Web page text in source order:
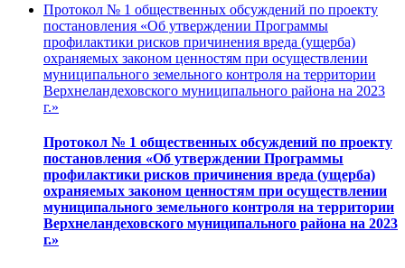
Протокол № 1 общественных обсуждений по проекту
постановления «Об утверждении Программы
профилактики рисков причинения вреда (ущерба)
охраняемых законом ценностям при осуществлении
муниципального земельного контроля на территории
Верхнеландеховского муниципального района на 2023
г.»
Протокол № 1 общественных обсуждений по проекту
постановления «Об утверждении Программы
профилактики рисков причинения вреда (ущерба)
охраняемых законом ценностям при осуществлении
муниципального земельного контроля на территории
Верхнеландеховского муниципального района на 2023
г.»